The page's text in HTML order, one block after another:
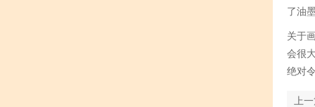
了油
关于
会很
绝对
上一